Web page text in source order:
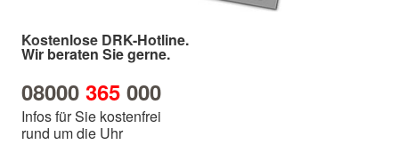
Kostenlose DRK-Hotline.
Wir beraten Sie gerne.
08000 365 000
Infos für Sie kostenfrei
rund um die Uhr